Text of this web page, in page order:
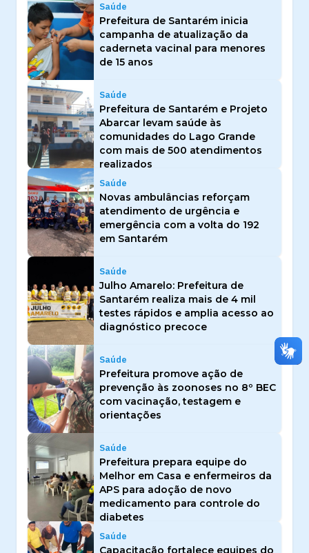
Saúde
Prefeitura de Santarém inicia
campanha de atualização da
caderneta vacinal para menores
de 15 anos
Saúde
Prefeitura de Santarém e Projeto
Abarcar levam saúde às
comunidades do Lago Grande
com mais de 500 atendimentos
realizados
Saúde
Novas ambulâncias reforçam
atendimento de urgência e
emergência com a volta do 192
em Santarém
Saúde
Julho Amarelo: Prefeitura de
Santarém realiza mais de 4 mil
testes rápidos e amplia acesso ao
diagnóstico precoce
Saúde
Prefeitura promove ação de
prevenção às zoonoses no 8º BEC
com vacinação, testagem e
orientações
Saúde
Prefeitura prepara equipe do
Melhor em Casa e enfermeiros da
APS para adoção de novo
medicamento para controle do
diabetes
Saúde
Capacitação fortalece equipes do